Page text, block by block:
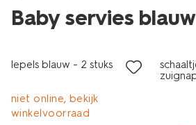
Baby servies blauw
en-
met-
handgrepen-
Products
2 stuks
lepels blauw - 2 stuks
niet online, bekijk
winkelvoorraad